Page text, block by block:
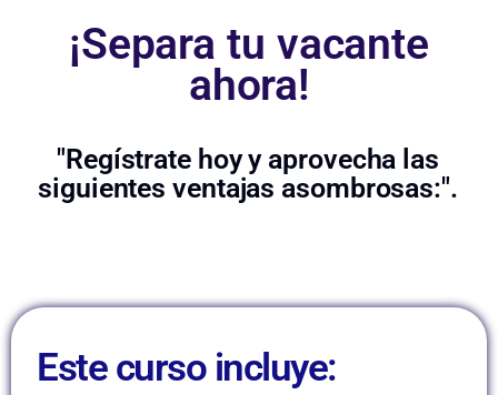
¡Separa tu vacante
ahora!
"Regístrate hoy y aprovecha las
siguientes ventajas asombrosas:".
Este curso incluye: